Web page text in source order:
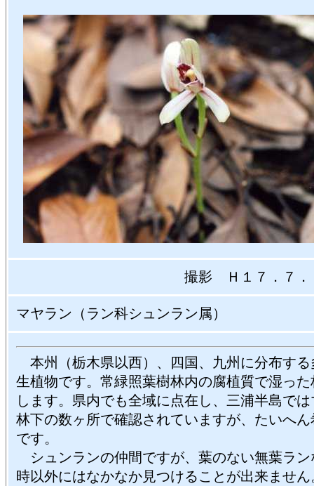
撮影 Ｈ１７．７
マヤラン（ラン科シュンラン属）
本州（栃木県以西）、四国、九州に分布する
生植物です。常緑照葉樹林内の腐植質で湿っ
します。県内でも全域に点在し、三浦半島で
林下の数ヶ所で確認されていますが、たいへ
です。
シュンランの仲間ですが、葉のない無葉ラン
時以外にはなかなか見つけることが出来ません